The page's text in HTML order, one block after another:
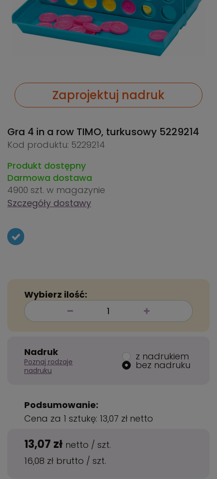
Zaprojektuj nadruk
Gra 4 in a row TIMO, turkusowy 5229214
Kod produktu: 5229214
Produkt dostępny
Darmowa dostawa
4900 szt. w magazynie
Szczegóły dostawy
Wybierz ilość:
Nadruk
Poznaj rodzaje
nadruku
z nadrukiem
bez nadruku
Podsumowanie:
Cena za 1 sztukę: 13,07 zł netto
13,07 zł netto / szt.
16,08 zł brutto / szt.